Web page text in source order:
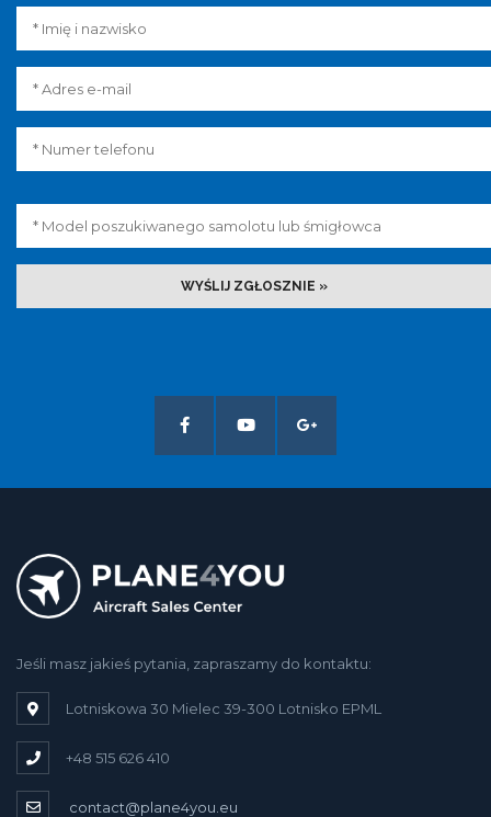
WYŚLIJ ZGŁOSZNIE »
Jeśli masz jakieś pytania, zapraszamy do kontaktu:
Lotniskowa 30 Mielec 39-300 Lotnisko EPML
+48 515 626 410
contact@plane4you.eu